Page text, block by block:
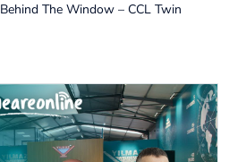
Behind The Window – CCL Twin